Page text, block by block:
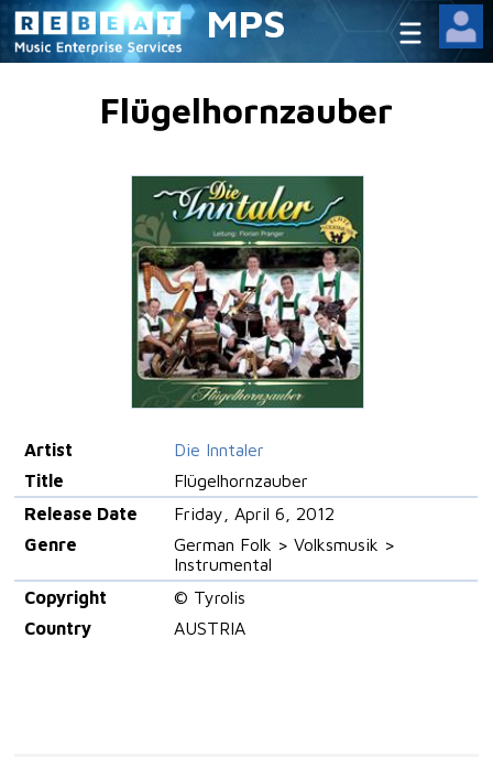
MPS
Flügelhornzauber
Artist
Die Inntaler
Title
Flügelhornzauber
Release Date
Friday, April 6, 2012
Genre
German Folk > Volksmusik >
Instrumental
Copyright
© Tyrolis
Country
AUSTRIA